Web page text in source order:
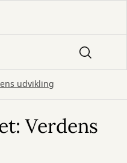
udvikling
Verdens